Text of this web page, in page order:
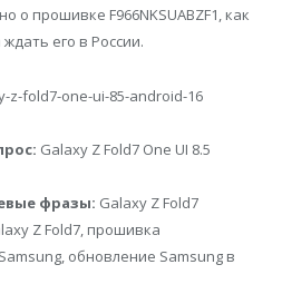
о прошивке F966NKSUABZF1, как
его в России.
z-fold7-one-ui-85-android-16
Galaxy Z Fold7 One UI 8.5
фразы: Galaxy Z Fold7
Z Fold7, прошивка
Samsung, обновление Samsung в